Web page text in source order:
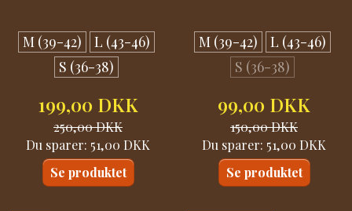
M (39-42)
L (43-46)
S (36-38)
199,00 DKK
250,00 DKK
Du sparer: 51,00 DKK
Se produktet
M (39-42)
L (43-46)
S (36-38)
99,00 DKK
150,00 DKK
Du sparer: 51,00 DKK
Se produktet